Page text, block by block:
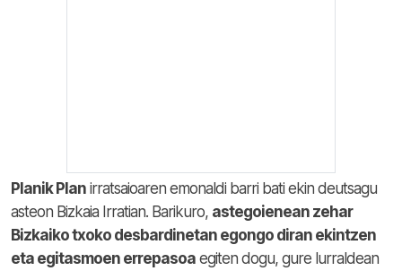
Planik Plan irratsaioaren emonaldi barri bati ekin deutsagu
asteon Bizkaia Irratian. Barikuro, astegoienean zehar
Bizkaiko txoko desbardinetan egongo diran ekintzen
eta egitasmoen errepasoa egiten dogu, gure lurraldean